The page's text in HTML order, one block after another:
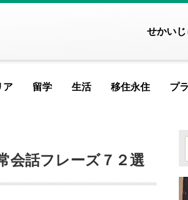
せかい
アイルランド
アルメニア
イタリア
ウクライナ
プ
移住永住
FEATURED
記事が見つかりません
記事が見つかりませんで
留学
記事が見つ
ア
が見つかりませんでした
生活
記事が
ませんでした
会話フレーズ７２選